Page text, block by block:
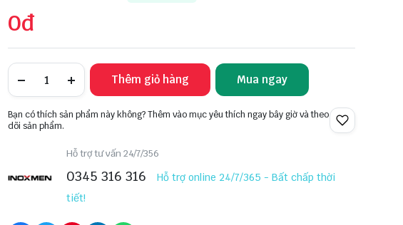
0đ
Thêm giỏ hàng Mua ngay
Bạn có thích sản phẩm này không? Thêm vào mục yêu thích ngay bây giờ và theo
dõi sản phẩm.
Hỗ trợ tư vấn 24/7/356
0345 316 316
Hỗ trợ online 24/7/365 - Bất chấp thời
tiết!